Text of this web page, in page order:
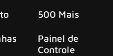
500 Mais
Painel de
Controle